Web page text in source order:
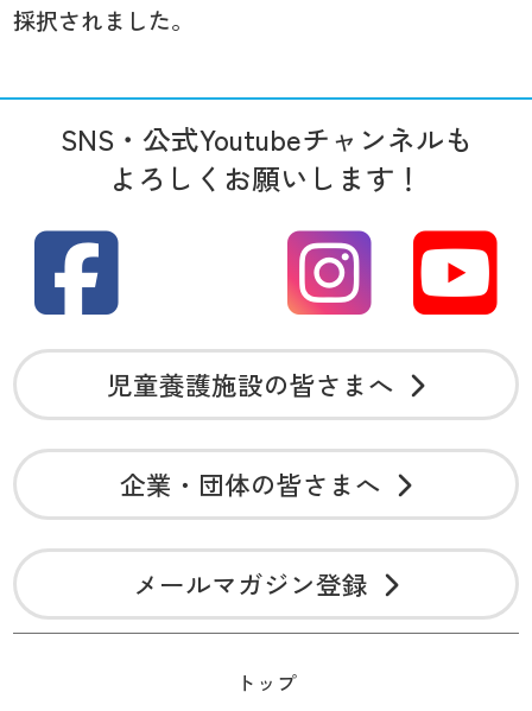
採択されました。
SNS・公式Youtubeチャンネルも
よろしくお願いします！
児童養護施設の皆さまへ
企業・団体の皆さまへ
メールマガジン登録
トップ